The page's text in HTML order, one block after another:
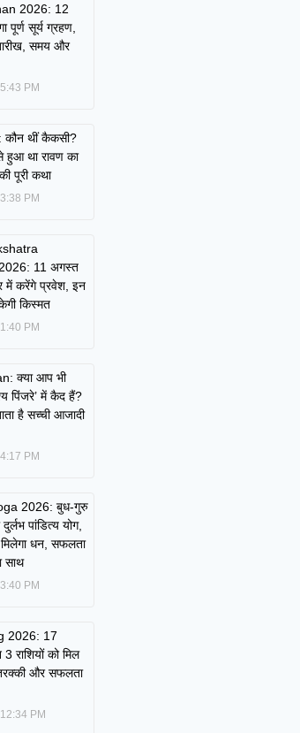
2026: 12
पूर्ण सूर्य ग्रहण,
समय और
5:43 PM
थीं कैकसी?
हुआ था रावण का
पूरी कथा
3:38 PM
11 अगस्त
में करेंगे प्रवेश, इन
किस्मत
1:40 PM
क्या आप भी
पिंजरे’ में कैद हैं?
है सच्ची आजादी
4:17 PM
2026: बुध-गुरु
पांडित्य योग,
मिलेगा धन, सफलता
साथ
3:40 PM
2026: 17
राशियों को मिल
और सफलता
12:34 PM